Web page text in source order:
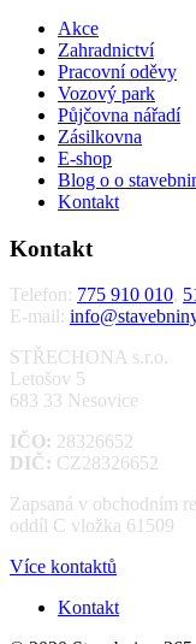
Akce
Zahradnictví
Pracovní oděvy
Vozový park
Půjčovna nářadí
Zásilkovna
E-shop
Blog o o
Kontakt
Kontakt
Telefon: 775 910 010,
E-mail:
STŘECHONA s.r.o.
Letošov 5
683 33 Nesovice
IČO: 28326652
DIČ: CZ28326652
Zapsaná v obchodním
oddíl C vložka 61509
Více kontaktů
Kontakt